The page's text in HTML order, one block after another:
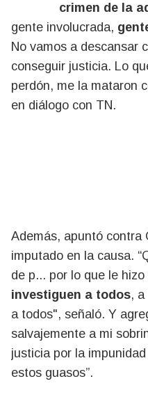
crimen de la
gente involucrada,
No vamos a descansar
conseguir justicia. Lo
perdón, me la mataron
en diálogo con TN.
Además, apuntó contra
imputado en la causa.
de p... por lo que le
investiguen a todos,
a todos", señaló. Y
salvajemente a mi
justicia por la
estos guasos”.